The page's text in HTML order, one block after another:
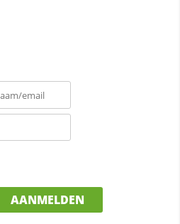
AANMELDEN